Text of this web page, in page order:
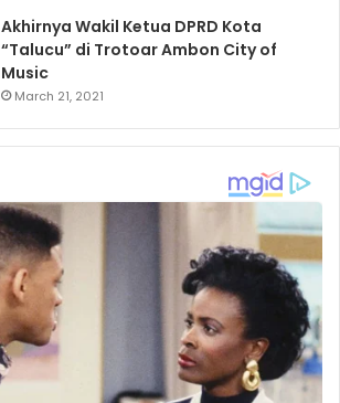
Akhirnya Wakil Ketua DPRD Kota
“Talucu” di Trotoar Ambon City of
Music
March 21, 2021